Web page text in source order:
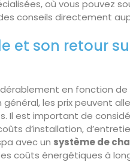
où vous pouvez
conseils directement
et son retour
en fonction de
les prix peuvent
Il est important de
d’installation,
avec un système de
coûts énergétiques à